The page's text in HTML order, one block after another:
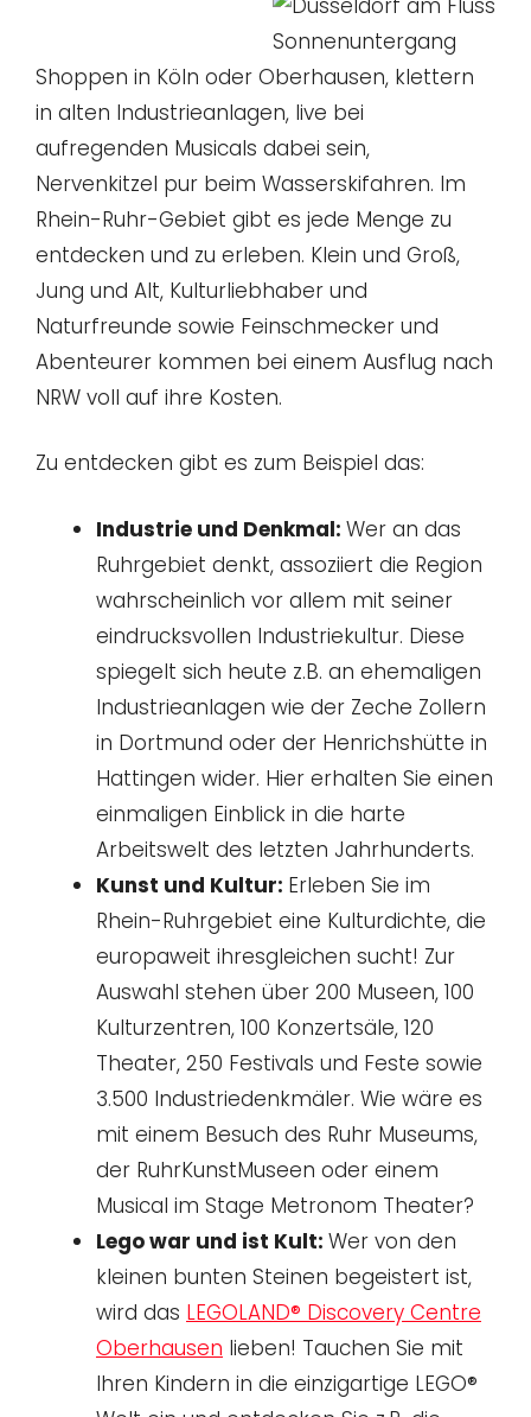
Shoppen in Köln oder Oberhausen, klettern
in alten Industrieanlagen, live bei
aufregenden Musicals dabei sein,
Nervenkitzel pur beim Wasserskifahren. Im
Rhein-Ruhr-Gebiet gibt es jede Menge zu
entdecken und zu erleben. Klein und Groß,
Jung und Alt, Kulturliebhaber und
Naturfreunde sowie Feinschmecker und
Abenteurer kommen bei einem Ausflug nach
NRW voll auf ihre Kosten.
Zu entdecken gibt es zum Beispiel das:
Industrie und Denkmal: Wer an das
Ruhrgebiet denkt, assoziiert die Region
wahrscheinlich vor allem mit seiner
eindrucksvollen Industriekultur. Diese
spiegelt sich heute z.B. an ehemaligen
Industrieanlagen wie der Zeche Zollern
in Dortmund oder der Henrichshütte in
Hattingen wider. Hier erhalten Sie einen
einmaligen Einblick in die harte
Arbeitswelt des letzten Jahrhunderts.
Kunst und Kultur: Erleben Sie im
Rhein-Ruhrgebiet eine Kulturdichte, die
europaweit ihresgleichen sucht! Zur
Auswahl stehen über 200 Museen, 100
Kulturzentren, 100 Konzertsäle, 120
Theater, 250 Festivals und Feste sowie
3.500 Industriedenkmäler. Wie wäre es
mit einem Besuch des Ruhr Museums,
der RuhrKunstMuseen oder einem
Musical im Stage Metronom Theater?
Lego war und ist Kult: Wer von den
kleinen bunten Steinen begeistert ist,
wird das LEGOLAND® Discovery Centre
Oberhausen lieben! Tauchen Sie mit
Ihren Kindern in die einzigartige LEGO®